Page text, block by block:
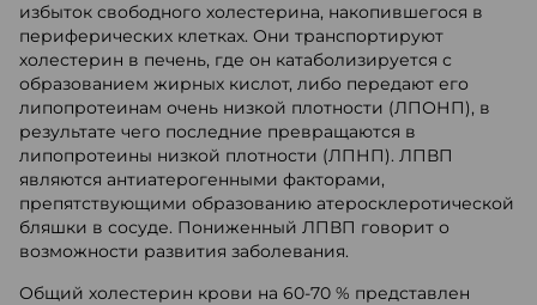
избыток свободного холестерина, накопившегося в
периферических клетках. Они транспортируют
холестерин в печень, где он катаболизируется с
образованием жирных кислот, либо передают его
липопротеинам очень низкой плотности (ЛПОНП), в
результате чего последние превращаются в
липопротеины низкой плотности (ЛПНП). ЛПВП
являются антиатерогенными факторами,
препятствующими образованию атеросклеротической
бляшки в сосуде. Пониженный ЛПВП говорит о
возможности развития заболевания.
Общий холестерин крови на 60-70 % представлен